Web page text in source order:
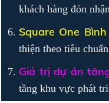
khách hàng đón
Square One
thiện theo tiêu chuẩn
Giá trị dự án
tầng khu vực phát